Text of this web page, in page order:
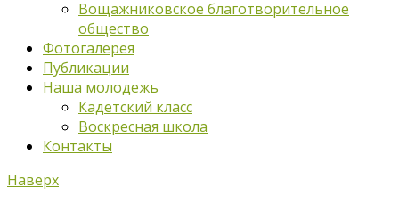
Вощажниковское благотворительное
общество
Фотогалерея
Публикации
Наша молодежь
Кадетский класс
Воскресная школа
Контакты
Наверх